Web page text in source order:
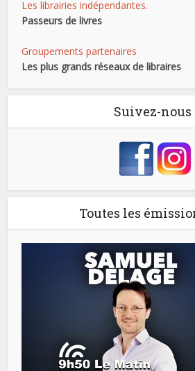
Les librairies indépendantes.
Passeurs de livres
Groupements partenaires
Les plus grands réseaux de libraires
Suivez-nous
Toutes les